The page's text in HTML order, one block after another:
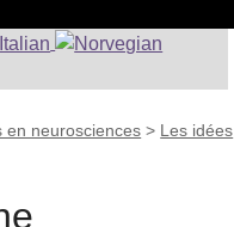
en neurosciences > Les idées